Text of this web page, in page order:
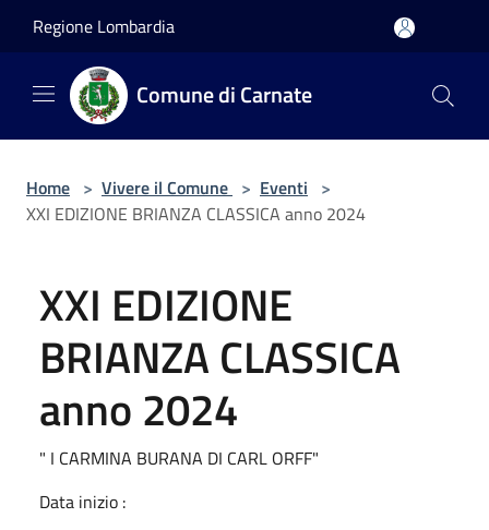
Regione Lombardia
Comune di Carnate
Home > Vivere il Comune > Eventi >
XXI EDIZIONE BRIANZA CLASSICA anno 2024
XXI EDIZIONE
BRIANZA CLASSICA
anno 2024
" I CARMINA BURANA DI CARL ORFF"
Data inizio :